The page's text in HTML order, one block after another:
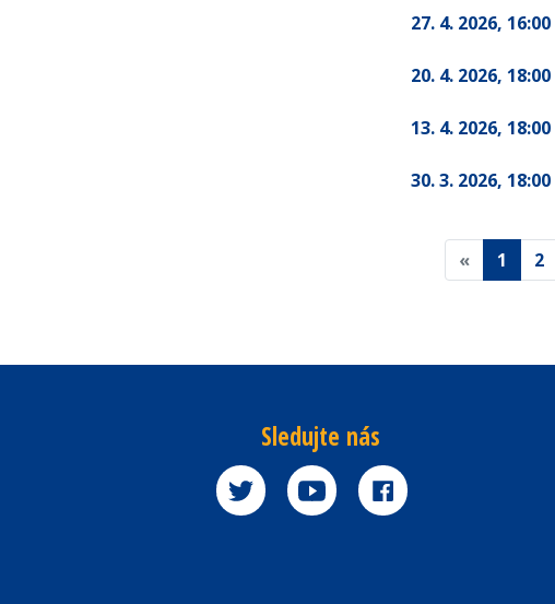
27. 4. 2026, 16:00
20. 4. 2026, 18:00
13. 4. 2026, 18:00
30. 3. 2026, 18:00
« 1 2
Sledujte nás